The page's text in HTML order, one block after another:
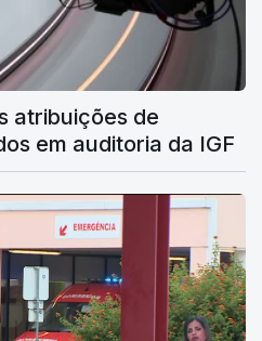
atribuições de
em auditoria da IGF